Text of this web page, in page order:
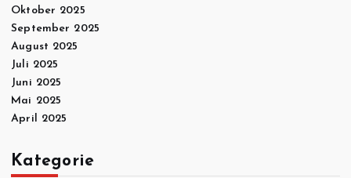
Oktober 2025
September 2025
August 2025
Juli 2025
Juni 2025
Mai 2025
April 2025
Kategorie